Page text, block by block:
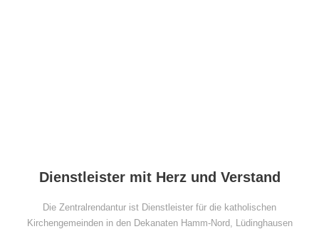
Dienstleister mit Herz und Verstand
Die Zentralrendantur ist Dienstleister für die katholischen
Kirchengemeinden in den Dekanaten Hamm-Nord, Lüdinghausen